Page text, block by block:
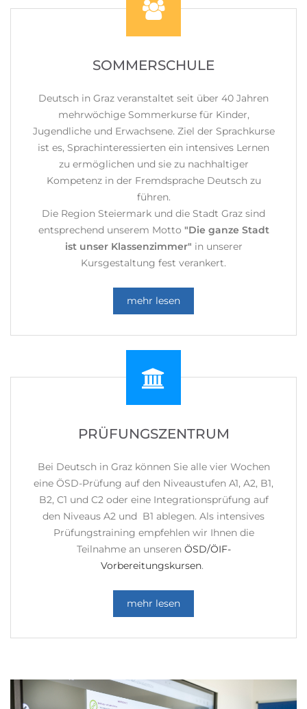
SOMMERSCHULE
Deutsch in Graz veranstaltet seit über 40 Jahren
mehrwöchige Sommerkurse für Kinder,
Jugendliche und Erwachsene. Ziel der Sprachkurse
ist es, Sprachinteressierten ein intensives Lernen
zu ermöglichen und sie zu nachhaltiger
Kompetenz in der Fremdsprache Deutsch zu
führen.
Die Region Steiermark und die Stadt Graz sind
entsprechend unserem Motto "Die ganze Stadt
ist unser Klassenzimmer" in unserer
Kursgestaltung fest verankert.
mehr lesen
PRÜFUNGSZENTRUM
Bei Deutsch in Graz können Sie alle vier Wochen
eine ÖSD-Prüfung auf den Niveaustufen A1, A2, B1,
B2, C1 und C2 oder eine Integrationsprüfung auf
den Niveaus A2 und B1 ablegen. Als intensives
Prüfungstraining empfehlen wir Ihnen die
Teilnahme an unseren ÖSD/ÖIF-
Vorbereitungskursen.
mehr lesen